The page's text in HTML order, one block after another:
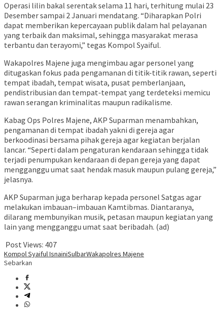
Operasi lilin bakal serentak selama 11 hari, terhitung mulai 23
Desember sampai 2 Januari mendatang. “Diharapkan Polri
dapat memberikan kepercayaan publik dalam hal pelayanan
yang terbaik dan maksimal, sehingga masyarakat merasa
terbantu dan terayomi,” tegas Kompol Syaiful.
Wakapolres Majene juga mengimbau agar personel yang
ditugaskan fokus pada pengamanan di titik-titik rawan, seperti
tempat ibadah, tempat wisata, pusat pemberlanjaan,
pendistribusian dan tempat-tempat yang terdeteksi memicu
rawan serangan kriminalitas maupun radikalisme.
Kabag Ops Polres Majene, AKP Suparman menambahkan,
pengamanan di tempat ibadah yakni di gereja agar
berkoodinasi bersama pihak gereja agar kegiatan berjalan
lancar. “Seperti dalam pengaturan kendaraan sehingga tidak
terjadi penumpukan kendaraan di depan gereja yang dapat
mengganggu umat saat hendak masuk maupun pulang gereja,”
jelasnya.
AKP Suparman juga berharap kepada personel Satgas agar
melakukan imbauan–imbauan Kamtibmas. Diantaranya,
dilarang membunyikan musik, petasan maupun kegiatan yang
lain yang mengganggu umat saat beribadah. (ad)
Post Views: 407
Kompol Syaiful IsnainiSulbarWakapolres Majene
Sebarkan